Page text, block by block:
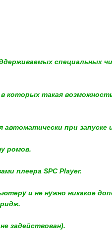
специальных
которых такая
автоматически при запуске
ромов.
плеера SPC Player.
и не нужно никакое
задействован).